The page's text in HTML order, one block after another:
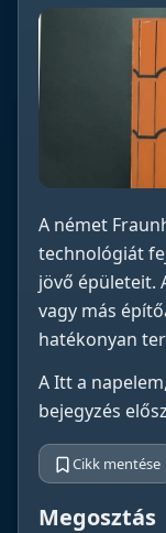
A német
technológiát
jövő épületeit.
vagy más
hatékonyan
A Itt a
bejegyzés
Cikk mentése
Megosztás